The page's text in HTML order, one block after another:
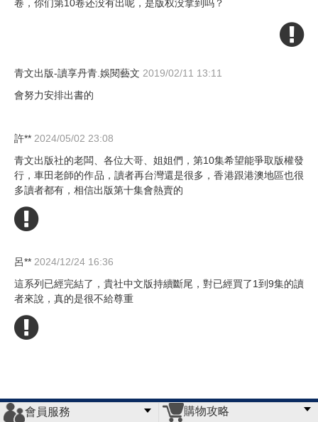
卷，你们第10卷还没有出呢，是版权没拿到吗？
青文出版-讀享丹青.娛閱藝文 2019/02/11 13:11
會努力安排出書的
許** 2024/05/02 23:08
青文出版社的老闆、各位大哥、姐姐們，第10集希望能爭取版權發
行，車田老師的作品，讀者再台灣還是很多，香港跟港澳地區也很
多讀者都有，相信出版第十集會熱賣的
呂** 2024/12/24 16:36
這系列已經完結了，貴社中文版持續斷尾，對已經買了1到9集的讀
者來說，真的是很不給尊重
會員服務 購物攻略